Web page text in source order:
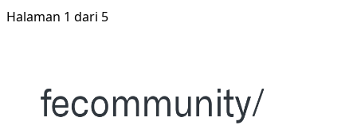
Halaman 1 dari 5